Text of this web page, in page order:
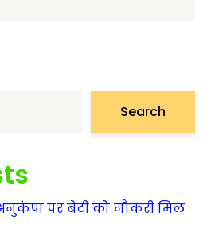
Search
पर बेटी को नौकरी मिल